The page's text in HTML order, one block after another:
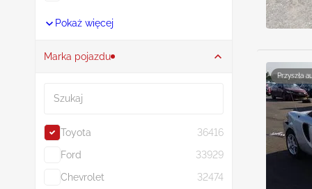
Pokaż więcej
Marka pojazdu
Toyota
36416
Ford
33929
Chevrolet
32474
Przyszła